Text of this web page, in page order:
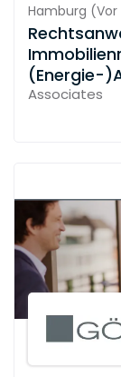
Hamburg (
(Energie-
Associates